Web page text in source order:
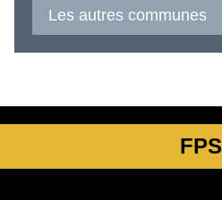
Les autres communes
FPS